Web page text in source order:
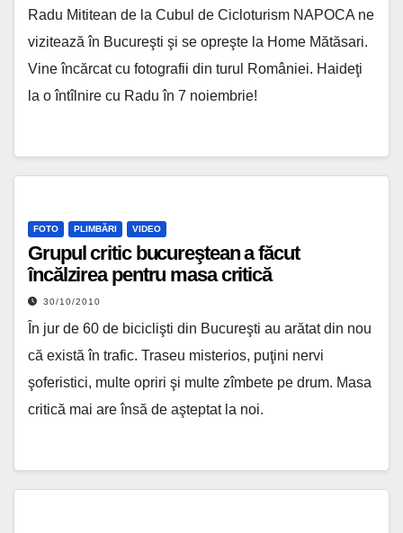
Radu Mititean de la Cubul de Cicloturism NAPOCA ne
vizitează în Bucureşti şi se opreşte la Home Mătăsari.
Vine încărcat cu fotografii din turul României. Haideţi
la o întîlnire cu Radu în 7 noiembrie!
FOTO PLIMBĂRI VIDEO
Grupul critic bucureştean a făcut
încălzirea pentru masa critică
30/10/2010
În jur de 60 de biciclişti din Bucureşti au arătat din nou
că există în trafic. Traseu misterios, puţini nervi
şoferistici, multe opriri şi multe zîmbete pe drum. Masa
critică mai are însă de aşteptat la noi.